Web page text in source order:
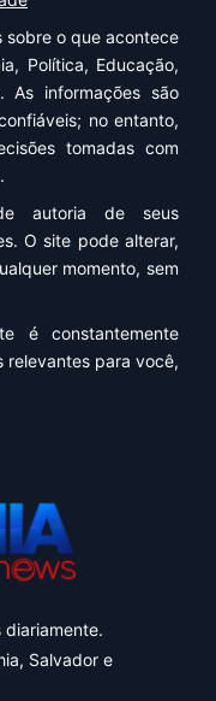
o que acontece
Política, Educação,
As informações são
no entanto,
tomadas com
autoria de seus
O site pode alterar,
momento, sem
é constantemente
relevantes para você,
Salvador e